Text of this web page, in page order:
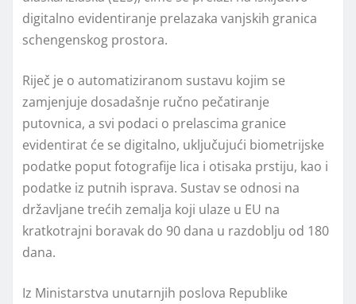
digitalno evidentiranje prelazaka vanjskih granica
schengenskog prostora.
Riječ je o automatiziranom sustavu kojim se
zamjenjuje dosadašnje ručno pečatiranje
putovnica, a svi podaci o prelascima granice
evidentirat će se digitalno, uključujući biometrijske
podatke poput fotografije lica i otisaka prstiju, kao i
podatke iz putnih isprava. Sustav se odnosi na
državljane trećih zemalja koji ulaze u EU na
kratkotrajni boravak do 90 dana u razdoblju od 180
dana.
Iz Ministarstva unutarnjih poslova Republike